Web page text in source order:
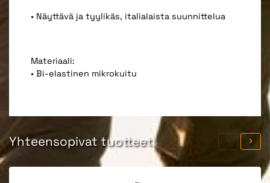
• Näyttävä ja tyylikäs, italialaista suunnittelua
Materiaali:
• Bi-elastinen mikrokuitu
Yhteensopivat tuotteet